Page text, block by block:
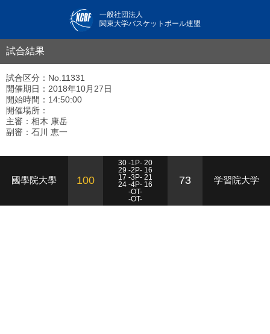
一般社団法人
関東大学バスケットボール連盟
試合結果
試合区分：No.11331
開催期日：2018年10月27日
開始時間：14:50:00
開催場所：
主審：相木 康岳
副審：石川 恵一
國學院大學 100
30 -1P- 20
29 -2P- 16
17 -3P- 21
24 -4P- 16
-OT-
-OT-
73 学習院大学